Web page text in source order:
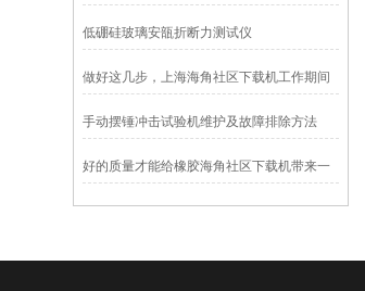
低硼硅玻璃安瓿折断力测试仪
做好这几步，上海海角社区下载机工作期间
手动摆锤冲击试验机维护及故障排除方法
好的质量才能给橡胶海角社区下载机带来一